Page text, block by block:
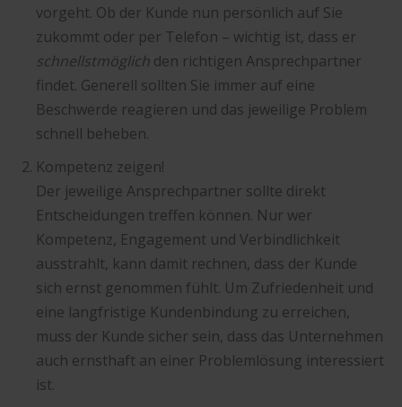
vorgeht. Ob der Kunde nun persönlich auf Sie
zukommt oder per Telefon – wichtig ist, dass er
schnellstmöglich den richtigen Ansprechpartner
findet. Generell sollten Sie immer auf eine
Beschwerde reagieren und das jeweilige Problem
schnell beheben.
Kompetenz zeigen!
Der jeweilige Ansprechpartner sollte direkt
Entscheidungen treffen können. Nur wer
Kompetenz, Engagement und Verbindlichkeit
ausstrahlt, kann damit rechnen, dass der Kunde
sich ernst genommen fühlt. Um Zufriedenheit und
eine langfristige Kundenbindung zu erreichen,
muss der Kunde sicher sein, dass das Unternehmen
auch ernsthaft an einer Problemlösung interessiert
ist.